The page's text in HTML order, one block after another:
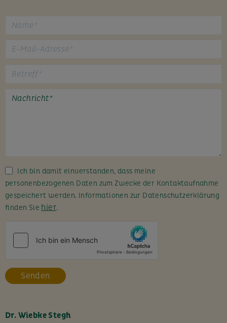
e
d
i
e
e
l
e
Ich bin damit einverstanden, dass meine
personenbezogenen Daten zum Zwecke der Kontaktaufnahme
gespeichert werden. Informationen zur Datenschutzerklärung
finden Sie hier.
Dr. Wiebke Stegh